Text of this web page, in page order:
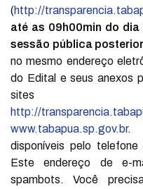
(http://
até as 09h00min do
sessão pública
no mesmo endereço
do Edital e seus anexos
sites
http://
www.tabapua.sp.gov.br.
disponíveis pelo telefone
Este endereço de e-
spambots. Você